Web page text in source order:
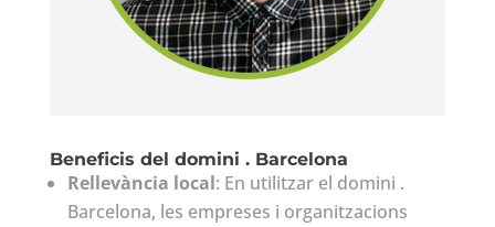
Beneficis del domini . Barcelona
Rellevància local: En utilitzar el domini .
Barcelona, les empreses i organitzacions